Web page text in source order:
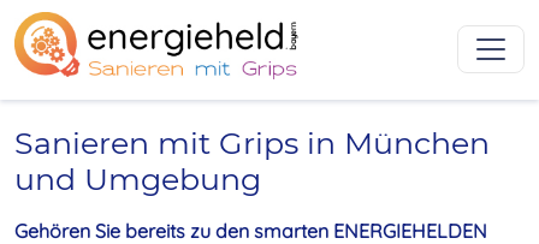
Startseite
Sanieren mit Grips in München
und Umgebung
Gehören Sie bereits zu den smarten ENERGIEHELDEN